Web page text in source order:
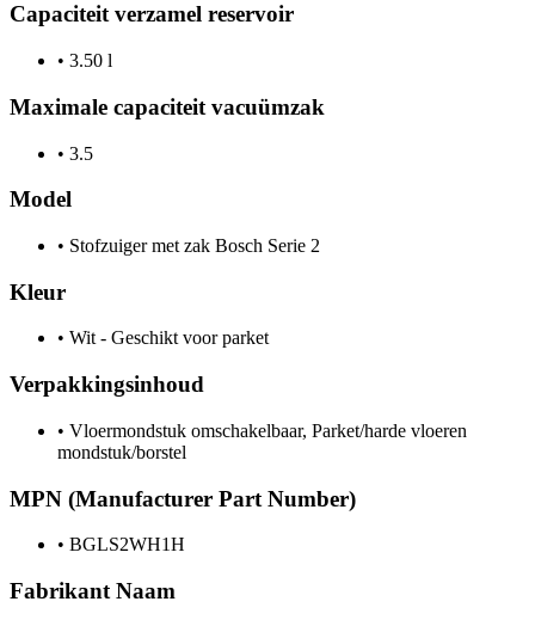
Capaciteit verzamel reservoir
• 3.50 l
Maximale capaciteit vacuümzak
• 3.5
Model
• Stofzuiger met zak Bosch Serie 2
Kleur
• Wit - Geschikt voor parket
Verpakkingsinhoud
• Vloermondstuk omschakelbaar, Parket/harde vloeren
mondstuk/borstel
MPN (Manufacturer Part Number)
• BGLS2WH1H
Fabrikant Naam